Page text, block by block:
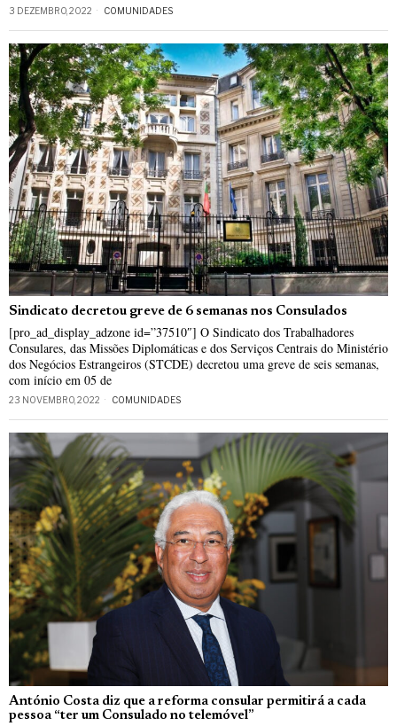
3 DEZEMBRO, 2022 COMUNIDADES
Sindicato decretou greve de 6 semanas nos Consulados
[pro_ad_display_adzone id=”37510″] O Sindicato dos Trabalhadores
Consulares, das Missões Diplomáticas e dos Serviços Centrais do Ministério
dos Negócios Estrangeiros (STCDE) decretou uma greve de seis semanas,
com início em 05 de
23 NOVEMBRO, 2022 COMUNIDADES
António Costa diz que a reforma consular permitirá a cada
pessoa “ter um Consulado no telemóvel”